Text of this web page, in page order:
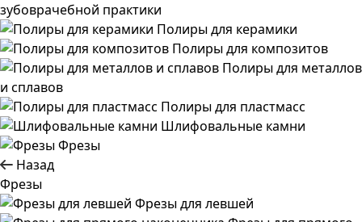
зубоврачебной практики
Полиры для керамики
Полиры для композитов
Полиры для металлов
и сплавов
Полиры для пластмасс
Шлифовальные камни
Фрезы
Назад
Фрезы
Фрезы для левшей